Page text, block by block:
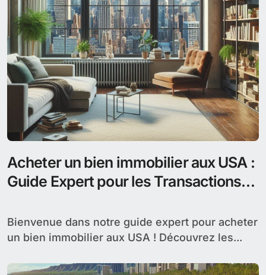
Acheter un bien immobilier aux USA :
Guide Expert pour les Transactions
Bienvenue dans notre guide expert pour acheter
un bien immobilier aux USA ! Découvrez les...